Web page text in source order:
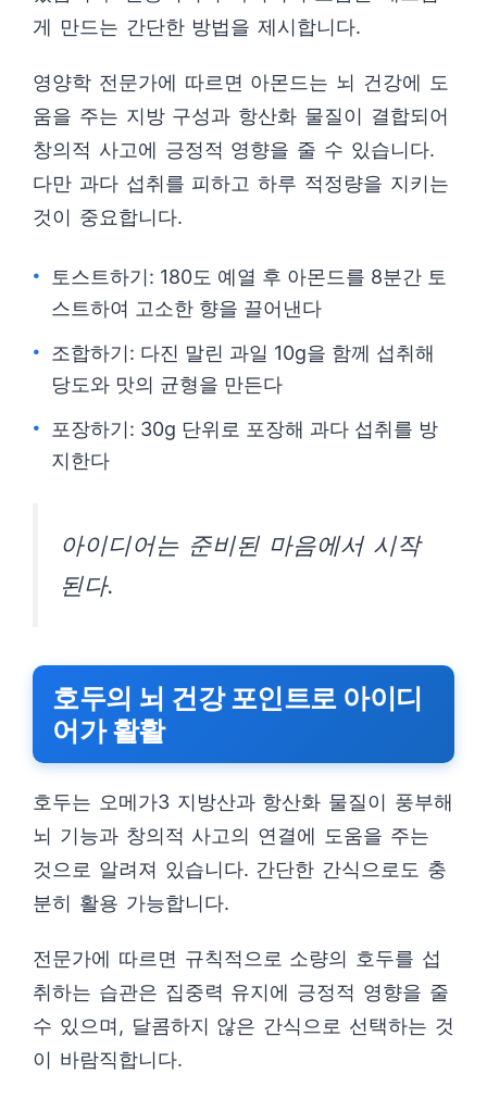
게 만드는 간단한 방법을 제시합니다.
영양학 전문가에 따르면 아몬드는 뇌 건강에 도
움을 주는 지방 구성과 항산화 물질이 결합되어
창의적 사고에 긍정적 영향을 줄 수 있습니다.
다만 과다 섭취를 피하고 하루 적정량을 지키는
것이 중요합니다.
토스트하기: 180도 예열 후 아몬드를 8분간 토
스트하여 고소한 향을 끌어낸다
조합하기: 다진 말린 과일 10g을 함께 섭취해
당도와 맛의 균형을 만든다
포장하기: 30g 단위로 포장해 과다 섭취를 방
지한다
아이디어는 준비된 마음에서 시작
된다.
호두의 뇌 건강 포인트로 아이디
어가 활활
호두는 오메가3 지방산과 항산화 물질이 풍부해
뇌 기능과 창의적 사고의 연결에 도움을 주는
것으로 알려져 있습니다. 간단한 간식으로도 충
분히 활용 가능합니다.
전문가에 따르면 규칙적으로 소량의 호두를 섭
취하는 습관은 집중력 유지에 긍정적 영향을 줄
수 있으며, 달콤하지 않은 간식으로 선택하는 것
이 바람직합니다.